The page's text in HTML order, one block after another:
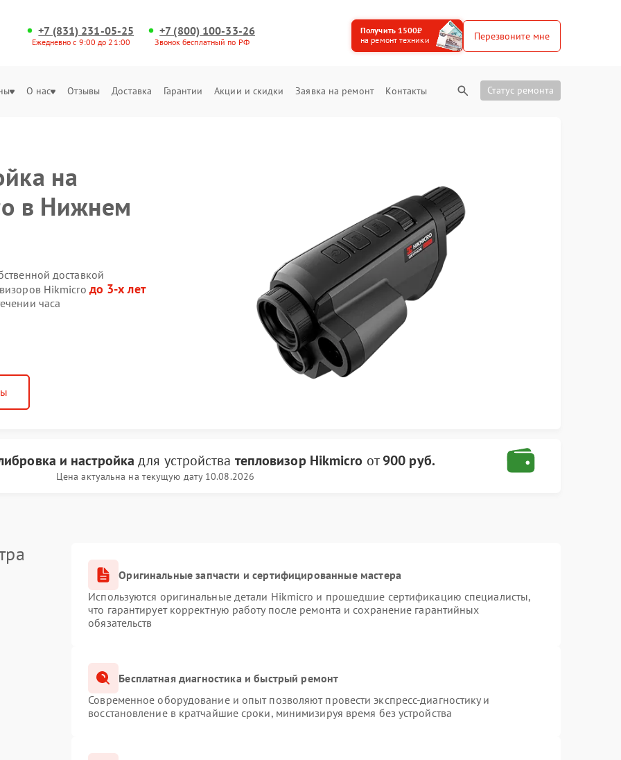
+7 (831) 231-05-25
Ежедневно с 9:00 до 21:00
+7 (800) 100-33-26
Звонок бесплатный по РФ
Получить 1500₽
на ремонт техники
Перезвоните мне
О нас Отзывы Доставка Гарантии Акции и скидки Заявка на ремонт Контакты Статус ремонта
на
в Нижнем
доставкой
Hikmicro до 3-х лет
часа
и настройка для устройства тепловизор Hikmicro от900 руб.
Цена актуальна на текущую дату 10.08.2026
Оригинальные запчасти и сертифицированные мастера
Используются оригинальные детали Hikmicro и прошедшие сертификацию специалисты,
что гарантирует корректную работу после ремонта и сохранение гарантийных
обязательств
Бесплатная диагностика и быстрый ремонт
Современное оборудование и опыт позволяют провести экспресс-диагностику и
восстановление в кратчайшие сроки, минимизируя время без устройства